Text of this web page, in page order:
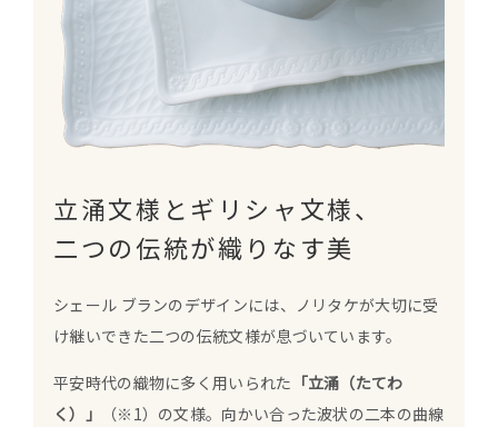
立涌文様とギリシャ文様、
二つの伝統が織りなす美
シェール ブランのデザインには、ノリタケが大切に受
け継いできた二つの伝統文様が息づいています。
平安時代の織物に多く用いられた 「立涌（たてわ
く）」
（※1）の文様。向かい合った波状の二本の曲線